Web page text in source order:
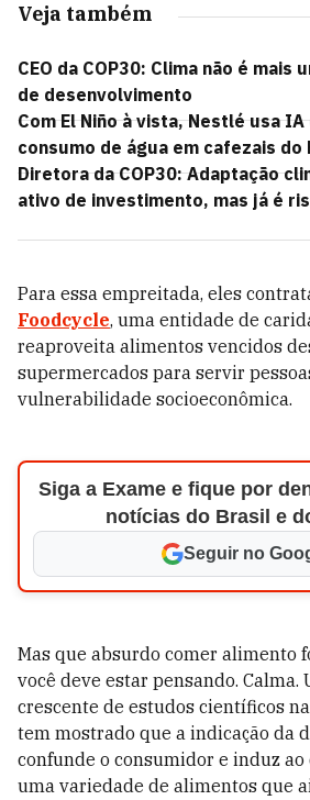
Veja também
CEO da COP30: Clima não é mais
de desenvolvimento
Com El Niño à vista, Nestlé usa
consumo de água em cafezais do
Diretora da COP30: Adaptação
ativo de investimento, mas já é
Para essa empreitada, eles
Foodcycle, uma entidade de
reaproveita alimentos vencidos
supermercados para servir
vulnerabilidade socioeconômica.
Siga a Exame e fique por
notícias do Brasil e
Seguir no
Mas que absurdo comer alimento
você deve estar pensando. Calma.
crescente de estudos científicos
tem mostrado que a indicação da
confunde o consumidor e induz
uma variedade de alimentos que